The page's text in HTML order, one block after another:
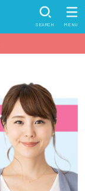
SEARCH MENU